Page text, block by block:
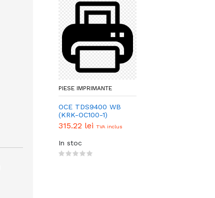
PIESE IMPRIMANTE
OCE TDS9400 WB
(KRK-OC100-1)
315.22 lei TVA inclus
In stoc